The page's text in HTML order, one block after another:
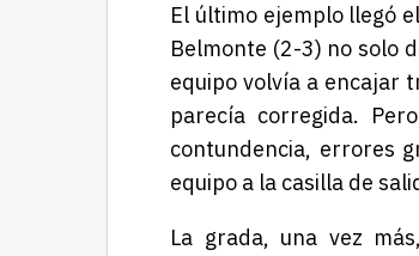
El último ejemplo llegó
Belmonte (2-3) no solo
equipo volvía a encajar
parecía corregida.
contundencia, errores
equipo a la casilla de
La grada, una vez